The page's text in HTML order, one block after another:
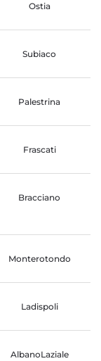
Ostia
Subiaco
Palestrina
Frascati
Bracciano
Monterotondo
Ladispoli
AlbanoLaziale